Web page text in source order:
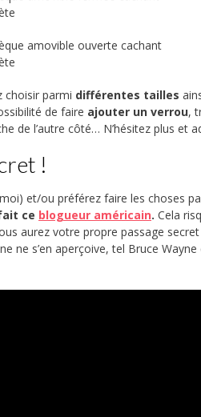
choisir parmi différentes tailles
de faire ajouter un verrou,
de l’autre côté… N’hésitez plus et
!
et/ou préférez faire les choses
ce blogueur américain. Cela
aurez votre propre passage
ne s’en aperçoive, tel Bruce